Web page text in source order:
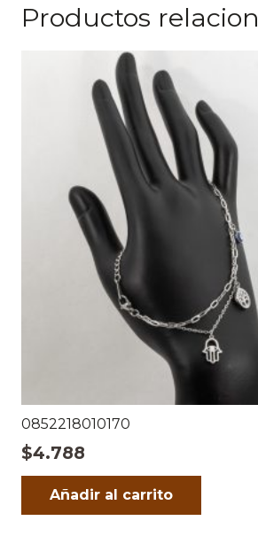
Productos
0852218010170
$4.788
Añadir al carrito